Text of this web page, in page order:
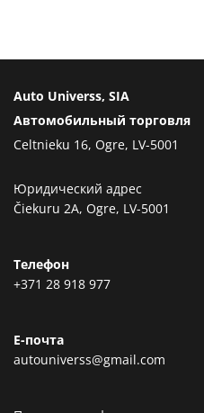
Auto Universs, SIA
Автомобильный торговля
Celtnieku 16, Ogre, LV-5001
Юридический адрес
Čiekuru 2A, Ogre, LV-5001
Телефон
+371 28 918 977
Е-почта
autouniverss@gmail.com